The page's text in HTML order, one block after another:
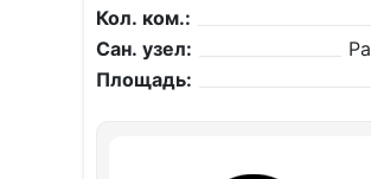
Кол. ком.:
Сан. узел:
Площадь: